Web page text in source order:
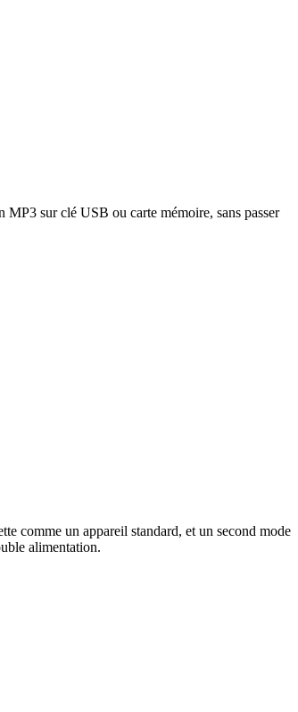
MP3 sur clé USB ou carte mémoire, sans passer
comme un appareil standard, et un second mode
alimentation.